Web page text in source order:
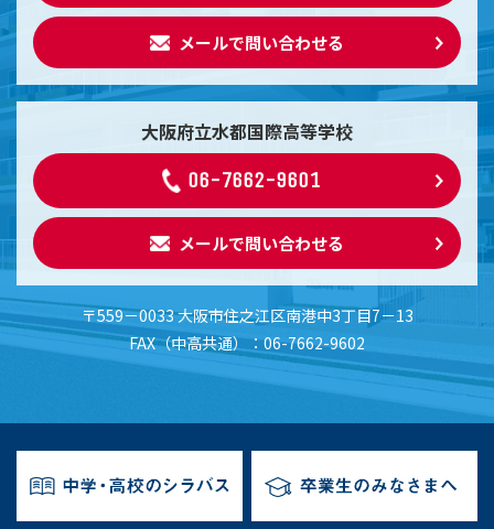
メールで問い合わせる
大阪府立水都国際高等学校
06-7662-9601
メールで問い合わせる
〒559－0033 大阪市住之江区南港中3丁目7－13
FAX（中高共通）：06-7662-9602